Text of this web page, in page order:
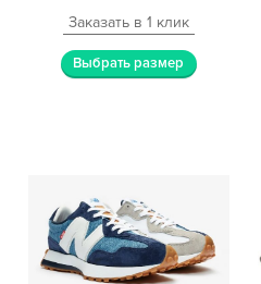
Заказать в 1 клик
Выбрать размер